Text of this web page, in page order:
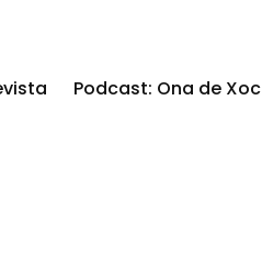
Podcast: Ona de Xoc